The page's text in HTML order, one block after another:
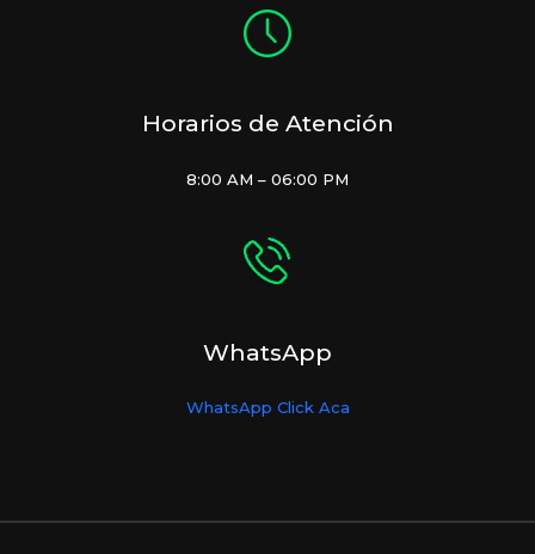
Horarios de Atención
8:00 AM – 06:00 PM
WhatsApp
WhatsApp Click Aca